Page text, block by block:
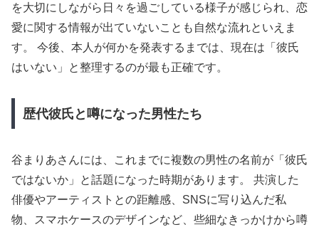
を大切にしながら日々を過ごしている様子が感じられ、恋
愛に関する情報が出ていないことも自然な流れといえま
す。 今後、本人が何かを発表するまでは、現在は「彼氏
はいない」と整理するのが最も正確です。
歴代彼氏と噂になった男性たち
谷まりあさんには、これまでに複数の男性の名前が「彼氏
ではないか」と話題になった時期があります。 共演した
俳優やアーティストとの距離感、SNSに写り込んだ私
物、スマホケースのデザインなど、些細なきっかけから噂